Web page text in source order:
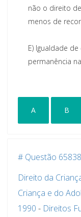
não o direito
menos de
E) Igualdade
permanência
A B
# Questão
Direito da
Criança e do
1990 - Direitos